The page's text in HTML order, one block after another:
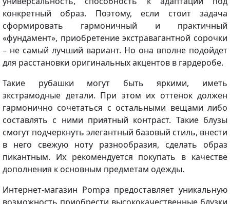
конкретный образ. Поэтому, если стоит задача
сформировать гармоничный и практичный
«фундамент», приобретение экстравагантной сорочки
– не самый лучший вариант. Но она вполне подойдет
для расстановки оригинальных акцентов в гардеробе.
Такие рубашки могут быть яркими, иметь
экстрамодные детали. При этом их оттенок должен
гармонично сочетаться с остальными вещами либо
составлять с ними приятный контраст. Такие блузы
смогут подчеркнуть элегантный базовый стиль, внести
в него свежую ноту разнообразия, сделать образ
пикантным. Их рекомендуется покупать в качестве
дополнения к основным предметам одежды.
Интернет-магазин Pompa предоставляет уникальную